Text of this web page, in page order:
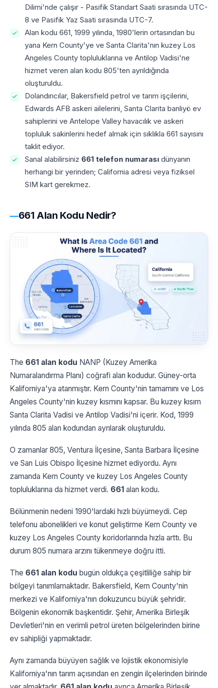
Dilimi'nde çalışır - Pasifik Standart Saati sırasında UTC-
8 ve Pasifik Yaz Saati sırasında UTC-7.
Alan kodu 661, 1999 yılında, 1980'lerin ortasından bu
yana Kern County'ye ve Santa Clarita'nın kuzey Los
Angeles County topluluklarına ve Antilop Vadisi'ne
hizmet veren alan kodu 805'ten ayrıldığında
oluşturuldu.
Dolandırıcılar, Bakersfield petrol ve tarım işçilerini,
Edwards AFB askeri ailelerini, Santa Clarita banliyö ev
sahiplerini ve Antelope Valley havacılık ve askeri
topluluk sakinlerini hedef almak için sıklıkla 661 sayısını
taklit ediyor.
Sanal alabilirsiniz 661 telefon numarası dünyanın
herhangi bir yerinden; California adresi veya fiziksel
SIM kart gerekmez.
661 Alan Kodu Nedir?
The 661 alan kodu NANP (Kuzey Amerika
Numaralandırma Planı) coğrafi alan kodudur. Güney-orta
Kaliforniya'ya atanmıştır. Kern County'nin tamamını ve Los
Angeles County'nin kuzey kısmını kapsar. Bu kuzey kısım
Santa Clarita Vadisi ve Antilop Vadisi'ni içerir. Kod, 1999
yılında 805 alan kodundan ayrılarak oluşturuldu.
O zamanlar 805, Ventura İlçesine, Santa Barbara İlçesine
ve San Luis Obispo İlçesine hizmet ediyordu. Aynı
zamanda Kern County ve kuzey Los Angeles County
topluluklarına da hizmet verdi. 661 alan kodu.
Bölünmenin nedeni 1990'lardaki hızlı büyümeydi. Cep
telefonu abonelikleri ve konut geliştirme Kern County ve
kuzey Los Angeles County koridorlarında hızla arttı. Bu
durum 805 numara arzını tükenmeye doğru itti.
The 661 alan kodu bugün oldukça çeşitliliğe sahip bir
bölgeyi tanımlamaktadır. Bakersfield, Kern County'nin
merkezi ve Kaliforniya'nın dokuzuncu büyük şehridir.
Bölgenin ekonomik başkentidir. Şehir, Amerika Birleşik
Devletleri'nin en verimli petrol üreten bölgelerinden birine
ev sahipliği yapmaktadır.
Aynı zamanda büyüyen sağlık ve lojistik ekonomisiyle
Kaliforniya'nın tarım açısından en zengin ilçelerinden birinde